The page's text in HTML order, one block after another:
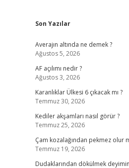
Sidebar
Son Yazılar
Averajın altında ne demek ?
Ağustos 5, 2026
AF açılımı nedir ?
Ağustos 3, 2026
Karanlıklar Ülkesi 6 çıkacak mı ?
Temmuz 30, 2026
Kediler akşamları nasıl görür ?
Temmuz 25, 2026
Çam kozalağından pekmez olur
Temmuz 19, 2026
Dudaklarından dökülmek